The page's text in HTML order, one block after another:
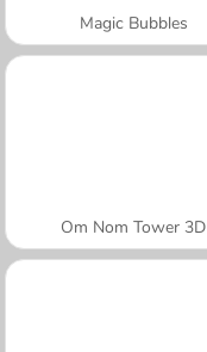
Magic Bubbles
Om Nom Tower 3D